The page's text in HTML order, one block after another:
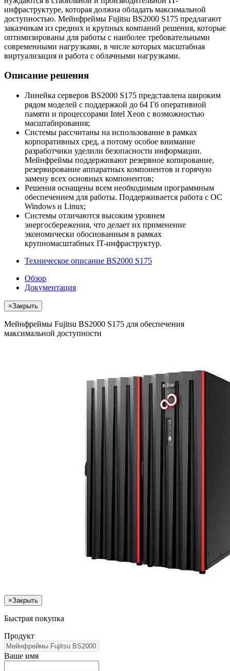
инфраструктуре, которая должна обладать максимальной
доступностью. Мейнфреймы Fujitsu BS2000 S175 предлагают
заказчикам из средних и крупных компаний решения, которые
оптимизированы для работы с наиболее требовательными
современными нагрузками, в числе которых масштабная
виртуализация и работа с облачными нагрузками.
Описание решения
Линейка серверов BS2000 S175 представлена широким
рядом моделей с поддержкой до 64 Гб оперативной
памяти и процессорами Intel Xeon с возможностью
масштабирования;
Системы рассчитаны на использование в рамках
корпоративных сред, а потому особое внимание
разработчики уделили безопасности информации.
Мейнфреймы поддерживают резервное копирование,
резервирование аппаратных компонентов и горячую
замену всех основных компонентов;
Решения оснащены всем необходимым программным
обеспечением для работы. Поддерживается работа с ОС
Windows и Linux;
Системы отличаются высоким уровнем
энергосбережения, что делает их применение
экономически обоснованным в рамках
крупномасштабных IT-инфраструктур.
Техническое описание BS2000 S175
Обзор
Документация
×Закрыть
Мейнфреймы Fujitsu BS2000 S175 для обеспечения
максимальной доступности
×Закрыть
Быстрая покупка
Продукт
Ваше имя